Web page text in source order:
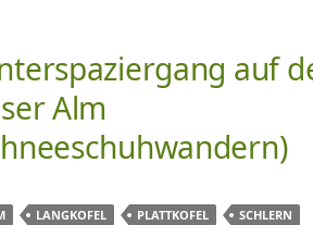
auf
Alm
LANGKOFEL PLATTKOFEL
SCHLERN